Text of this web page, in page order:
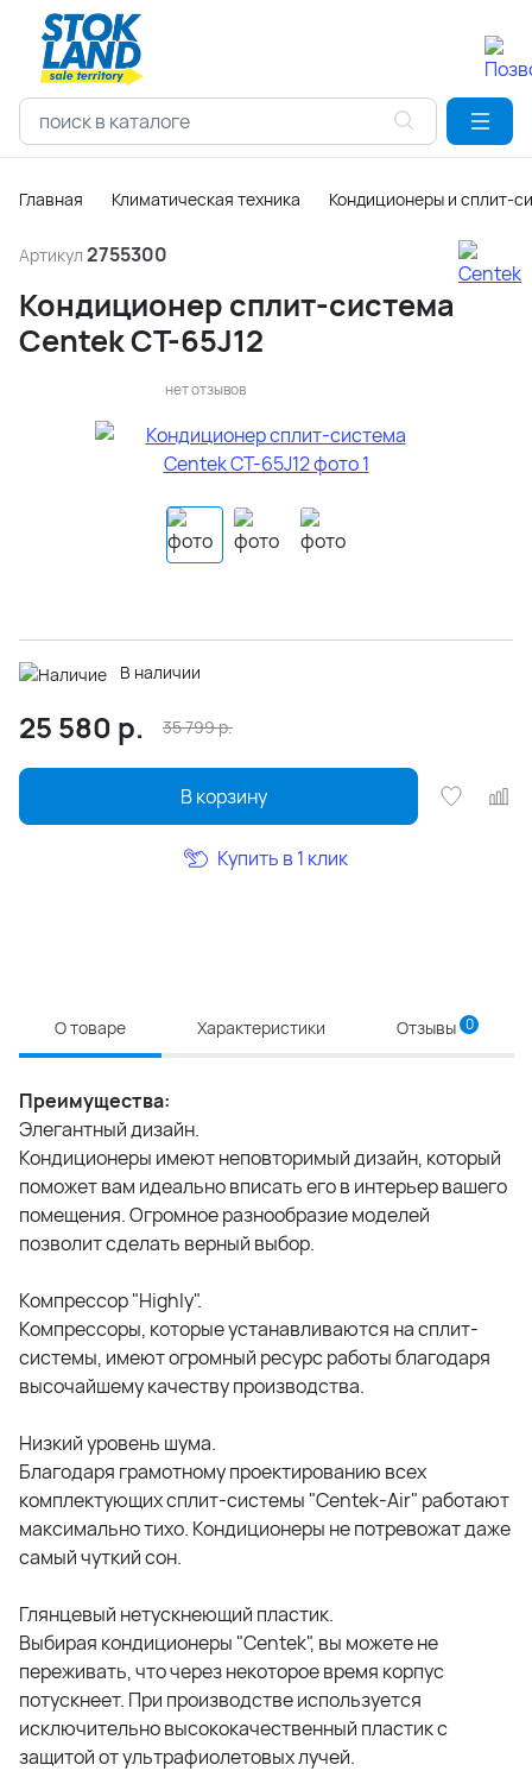
Главная Климатическая техника Кондиционеры и сплит-
Артикул 2755300
Кондиционер сплит-система
Centek CT-65J12
нет отзывов
В наличии
25 580 р. 35 799р.
В корзину
Купить в 1 клик
О товаре Характеристики Отзывы 0
Преимущества:
Элегантный дизайн.
Кондиционеры имеют неповторимый дизайн, который
поможет вам идеально вписать его в интерьер вашего
помещения. Огромное разнообразие моделей
позволит сделать верный выбор.
Компрессор "Highly".
Компрессоры, которые устанавливаются на сплит-
системы, имеют огромный ресурс работы благодаря
высочайшему качеству производства.
Низкий уровень шума.
Благодаря грамотному проектированию всех
комплектующих сплит-системы "Centek-Air" работают
максимально тихо. Кондиционеры не потревожат даже
самый чуткий сон.
Глянцевый нетускнеющий пластик.
Выбирая кондиционеры "Centek", вы можете не
переживать, что через некоторое время корпус
потускнеет. При производстве используется
исключительно высококачественный пластик с
защитой от ультрафиолетовых лучей.